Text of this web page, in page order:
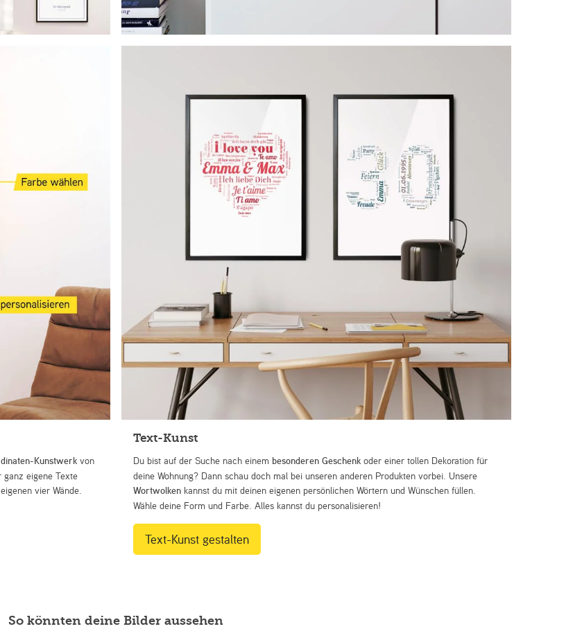
Kunstwerk von
ganz eigene Texte
vier Wände.
Text-Kunst
Du bist auf der Suche nach einem besonderen Geschenk oder einer tollen Dekoration für
deine Wohnung? Dann schau doch mal bei unseren anderen Produkten vorbei. Unsere
Wortwolken kannst du mit deinen eigenen persönlichen Wörtern und Wünschen füllen.
Wähle deine Form und Farbe. Alles kannst du personalisieren!
Text-Kunst gestalten
So könnten deine Bilder aussehen